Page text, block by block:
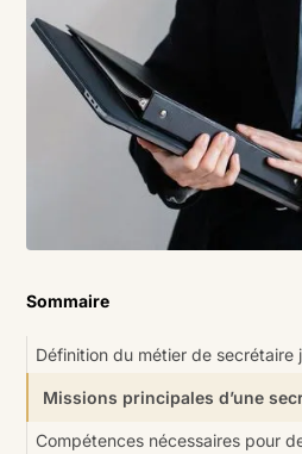
Sommaire
Définition du métier de secrétaire
Missions principales d’une
Compétences nécessaires pour